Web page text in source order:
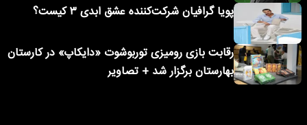
پویا گرافیان شرکت‌کننده عشق ابدی ۳ کیست؟
رقابت بازی رومیزی توربوشوت «دایکاپ» در کارستان
بهارستان برگزار شد + تصاویر